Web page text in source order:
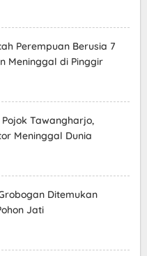
Perempuan Berusia 7
Meninggal di Pinggir
Tawangharjo,
Meninggal Dunia
Ditemukan
Jati